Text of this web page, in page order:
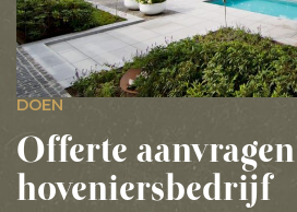
DOEN
Offerte aanvragen
hoveniersbedrijf